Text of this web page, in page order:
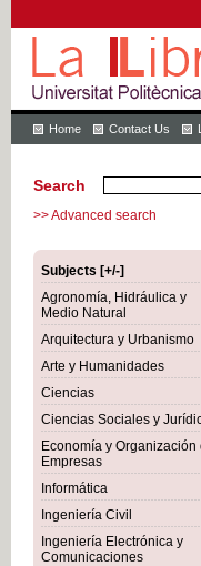
Home Contact Us
Search
>> Advanced search
Subjects [+/-]
Agronomía, Hidráulica y
Medio Natural
Arquitectura y Urbanismo
Arte y Humanidades
Ciencias
Ciencias Sociales y
Economía y Organización
Empresas
Informática
Ingeniería Civil
Ingeniería Electrónica y
Comunicaciones